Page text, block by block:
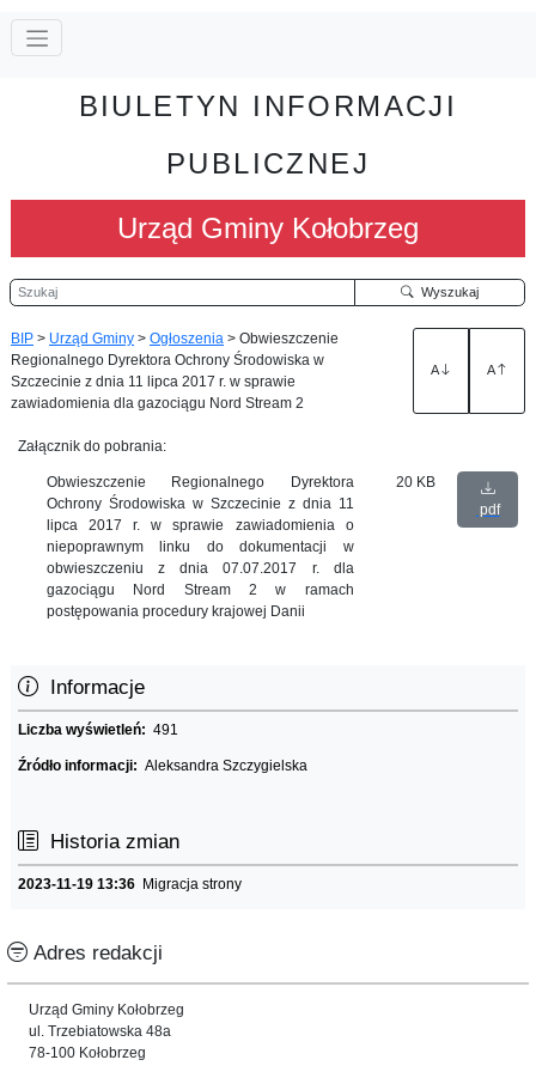
BIULETYN INFORMACJI
PUBLICZNEJ
Urząd Gminy Kołobrzeg
Szukaj Wyszukaj
BIP > Urząd Gminy > Ogłoszenia > Obwieszczenie
Regionalnego Dyrektora Ochrony Środowiska w
Szczecinie z dnia 11 lipca 2017 r. w sprawie
zawiadomienia dla gazociągu Nord Stream 2
A A
Załącznik do pobrania:
Obwieszczenie Regionalnego Dyrektora
Ochrony Środowiska w Szczecinie z dnia 11
lipca 2017 r. w sprawie zawiadomienia o
niepoprawnym linku do dokumentacji w
obwieszczeniu z dnia 07.07.2017 r. dla
gazociągu Nord Stream 2 w ramach
postępowania procedury krajowej Danii
20 KB
pdf
Informacje
Liczba wyświetleń: 491
Źródło informacji: Aleksandra Szczygielska
Historia zmian
2023-11-19 13:36 Migracja strony
Adres redakcji
Urząd Gminy Kołobrzeg
ul. Trzebiatowska 48a
78-100 Kołobrzeg